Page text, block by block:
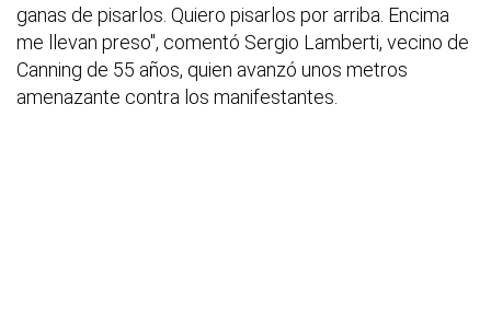
ganas de pisarlos. Quiero pisarlos por arriba. Encima
me llevan preso", comentó Sergio Lamberti, vecino de
Canning de 55 años, quien avanzó unos metros
amenazante contra los manifestantes.